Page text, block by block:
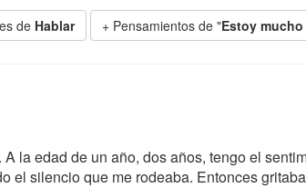
de Hablar + Pensamientos de "Estoy
la edad de un año, dos años, tengo el
el silencio que me rodeaba. Entonces